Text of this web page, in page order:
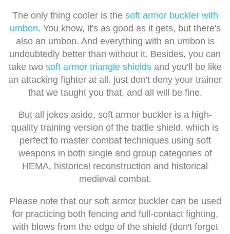
The only thing cooler is the soft armor buckler with
umbon. You know, it's as good as it gets, but there's
also an umbon. And everything with an umbon is
undoubtedly better than without it. Besides, you can
take two soft armor triangle shieldsand you'll be like
an attacking fighter at all. just don't deny your trainer
that we taught you that, and all will be fine.
But all jokes aside, soft armor buckler is a high-
quality training version of the battle shield, which is
perfect to master combat techniques using soft
weapons in both single and group categories of
HEMA, historical reconstruction and historical
medieval combat.
Please note that our soft armor buckler can be used
for practicing both fencing and full-contact fighting,
with blows from the edge of the shield (don't forget